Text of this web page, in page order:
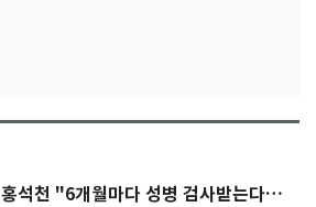
홍석천 "6개월마다 성병 검사받는다…